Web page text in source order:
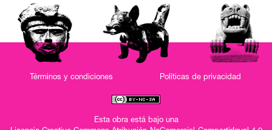
Términos y condiciones Políticas de privacidad
Esta obra está bajo una